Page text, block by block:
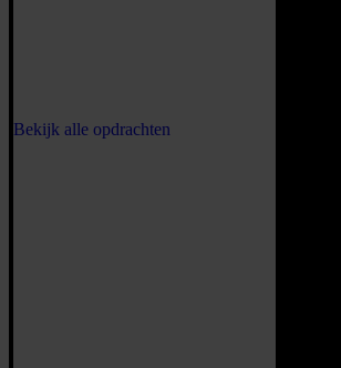
Bekijk alle opdrachten